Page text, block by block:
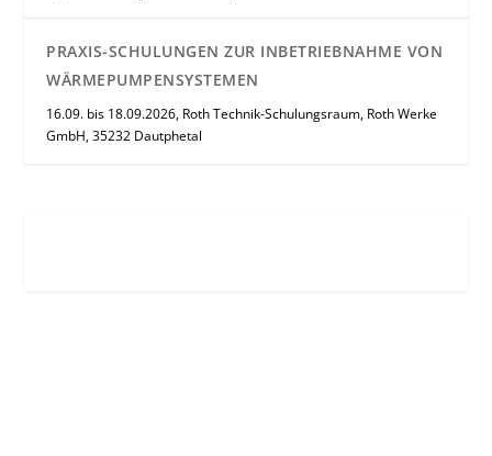
PRAXIS-SCHULUNGEN ZUR INBETRIEBNAHME VON
WÄRMEPUMPENSYSTEMEN
16.09. bis 18.09.2026, Roth Technik-Schulungsraum, Roth Werke
GmbH, 35232 Dautphetal